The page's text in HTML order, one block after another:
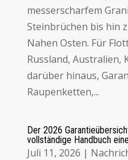
messerscharfem
Steinbrüchen bis hin
Nahen Osten. Für
Russland, Australien,
darüber hinaus,
Raupenketten,...
Der 2026
vollständige Handbuch
Juli 11, 2026 |